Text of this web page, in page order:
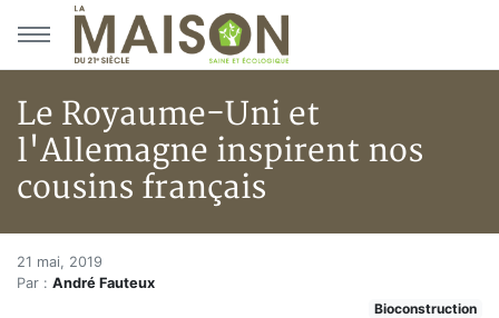
Aller au menu principal
Aller au contenu principal
Le Royaume-Uni et
l'Allemagne inspirent nos
cousins français
Accueil
Articles
Le Royaume-Uni et
21 mai, 2019
Par : André Fauteux
Bioconstruction